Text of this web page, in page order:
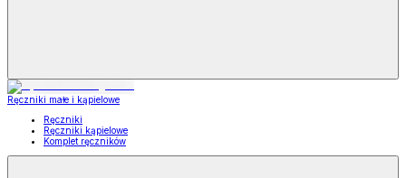
Ręczniki małe i kąpielowe
Ręczniki
Ręczniki kąpielowe
Komplet ręczników